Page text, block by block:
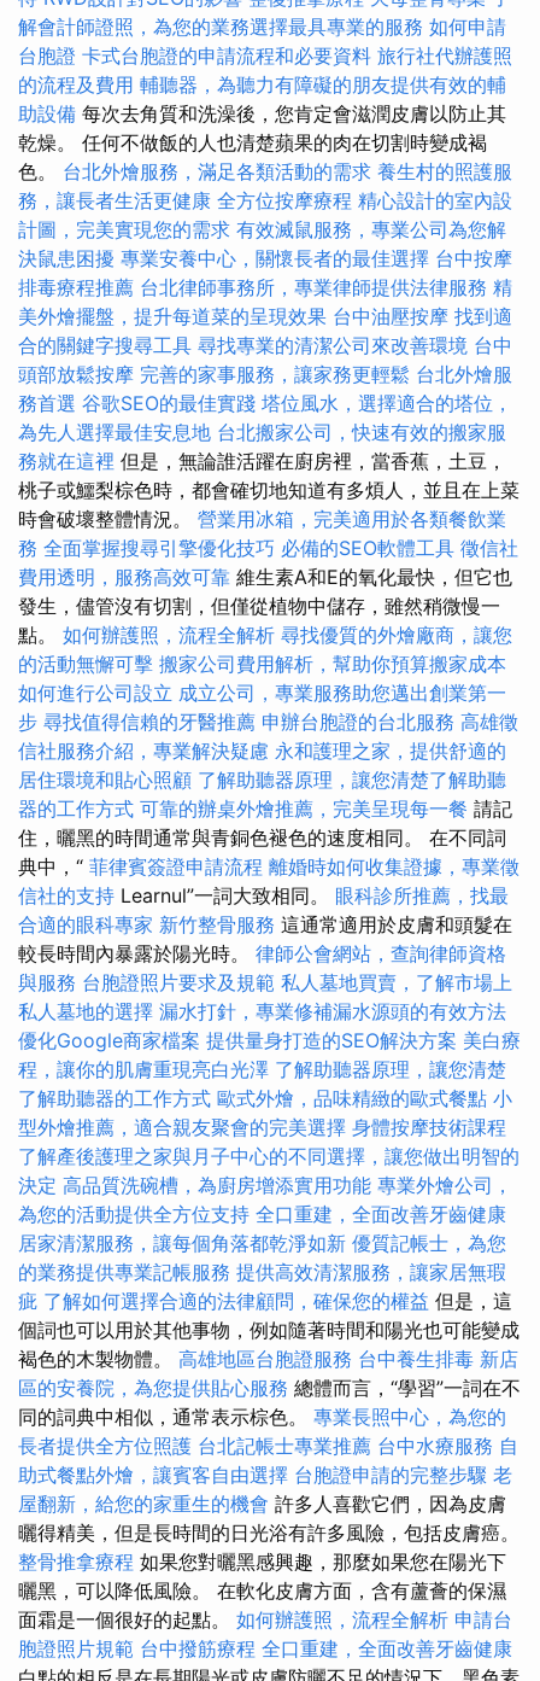
解會計師證照，為您的業務選擇最具專業的服務 如何申請
台胞證 卡式台胞證的申請流程和必要資料 旅行社代辦護照
的流程及費用 輔聽器，為聽力有障礙的朋友提供有效的輔
助設備 每次去角質和洗澡後，您肯定會滋潤皮膚以防止其
乾燥。 任何不做飯的人也清楚蘋果的肉在切割時變成褐
色。 台北外燴服務，滿足各類活動的需求 養生村的照護服
務，讓長者生活更健康 全方位按摩療程 精心設計的室內設
計圖，完美實現您的需求 有效滅鼠服務，專業公司為您解
決鼠患困擾 專業安養中心，關懷長者的最佳選擇 台中按摩
排毒療程推薦 台北律師事務所，專業律師提供法律服務 精
美外燴擺盤，提升每道菜的呈現效果 台中油壓按摩 找到適
合的關鍵字搜尋工具 尋找專業的清潔公司來改善環境 台中
頭部放鬆按摩 完善的家事服務，讓家務更輕鬆 台北外燴服
務首選 谷歌SEO的最佳實踐 塔位風水，選擇適合的塔位，
為先人選擇最佳安息地 台北搬家公司，快速有效的搬家服
務就在這裡 但是，無論誰活躍在廚房裡，當香蕉，土豆，
桃子或鱷梨棕色時，都會確切地知道有多煩人，並且在上菜
時會破壞整體情況。 營業用冰箱，完美適用於各類餐飲業
務 全面掌握搜尋引擎優化技巧 必備的SEO軟體工具 徵信社
費用透明，服務高效可靠 維生素A和E的氧化最快，但它也
發生，儘管沒有切割，但僅從植物中儲存，雖然稍微慢一
點。 如何辦護照，流程全解析 尋找優質的外燴廠商，讓您
的活動無懈可擊 搬家公司費用解析，幫助你預算搬家成本
如何進行公司設立 成立公司，專業服務助您邁出創業第一
步 尋找值得信賴的牙醫推薦 申辦台胞證的台北服務 高雄徵
信社服務介紹，專業解決疑慮 永和護理之家，提供舒適的
居住環境和貼心照顧 了解助聽器原理，讓您清楚了解助聽
器的工作方式 可靠的辦桌外燴推薦，完美呈現每一餐 請記
住，曬黑的時間通常與青銅色褪色的速度相同。 在不同詞
典中，“ 菲律賓簽證申請流程 離婚時如何收集證據，專業徵
信社的支持 Learnul”一詞大致相同。 眼科診所推薦，找最
合適的眼科專家 新竹整骨服務 這通常適用於皮膚和頭髮在
較長時間內暴露於陽光時。 律師公會網站，查詢律師資格
與服務 台胞證照片要求及規範 私人墓地買賣，了解市場上
私人墓地的選擇 漏水打針，專業修補漏水源頭的有效方法
優化Google商家檔案 提供量身打造的SEO解決方案 美白療
程，讓你的肌膚重現亮白光澤 了解助聽器原理，讓您清楚
了解助聽器的工作方式 歐式外燴，品味精緻的歐式餐點 小
型外燴推薦，適合親友聚會的完美選擇 身體按摩技術課程
了解產後護理之家與月子中心的不同選擇，讓您做出明智的
決定 高品質洗碗槽，為廚房增添實用功能 專業外燴公司，
為您的活動提供全方位支持 全口重建，全面改善牙齒健康
居家清潔服務，讓每個角落都乾淨如新 優質記帳士，為您
的業務提供專業記帳服務 提供高效清潔服務，讓家居無瑕
疵 了解如何選擇合適的法律顧問，確保您的權益 但是，這
個詞也可以用於其他事物，例如隨著時間和陽光也可能變成
褐色的木製物體。 高雄地區台胞證服務 台中養生排毒 新店
區的安養院，為您提供貼心服務 總體而言，“學習”一詞在不
同的詞典中相似，通常表示棕色。 專業長照中心，為您的
長者提供全方位照護 台北記帳士專業推薦 台中水療服務 自
助式餐點外燴，讓賓客自由選擇 台胞證申請的完整步驟 老
屋翻新，給您的家重生的機會 許多人喜歡它們，因為皮膚
曬得精美，但是長時間的日光浴有許多風險，包括皮膚癌。
整骨推拿療程 如果您對曬黑感興趣，那麼如果您在陽光下
曬黑，可以降低風險。 在軟化皮膚方面，含有蘆薈的保濕
面霜是一個很好的起點。 如何辦護照，流程全解析 申請台
胞證照片規範 台中撥筋療程 全口重建，全面改善牙齒健康